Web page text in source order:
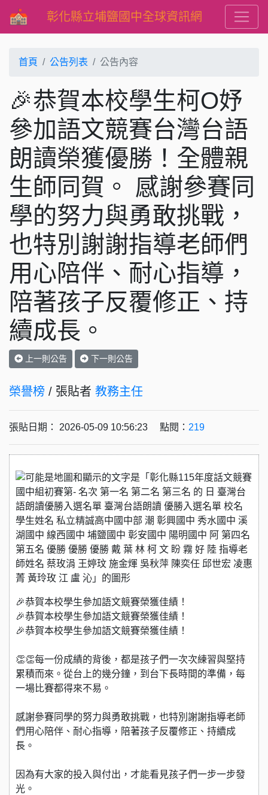
彰化縣立埔鹽國中全球資訊網
首頁 公告列表 公告內容
🎉恭賀本校學生柯O妤
參加語文競賽台灣台語
朗讀榮獲優勝！全體親
生師同賀。 感謝參賽同
學的努力與勇敢挑戰，
也特別謝謝指導老師們
用心陪伴、耐心指導，
陪著孩子反覆修正、持
續成長。
上一則公告 下一則公告
榮譽榜 / 張貼者 教務主任
張貼日期： 2026-05-09 10:56:23 點閱： 219
🎉恭賀本校學生參加語文競賽榮獲佳績！
🎉恭賀本校學生參加語文競賽榮獲佳績！
🎉恭賀本校學生參加語文競賽榮獲佳績！
👏👏每一份成績的背後，都是孩子們一次次練習與堅持
累積而來。從台上的幾分鐘，到台下長時間的準備，每
一場比賽都得來不易。
感謝參賽同學的努力與勇敢挑戰，也特別謝謝指導老師
們用心陪伴、耐心指導，陪著孩子反覆修正、持續成
長。
因為有大家的投入與付出，才能看見孩子們一步一步發
光。